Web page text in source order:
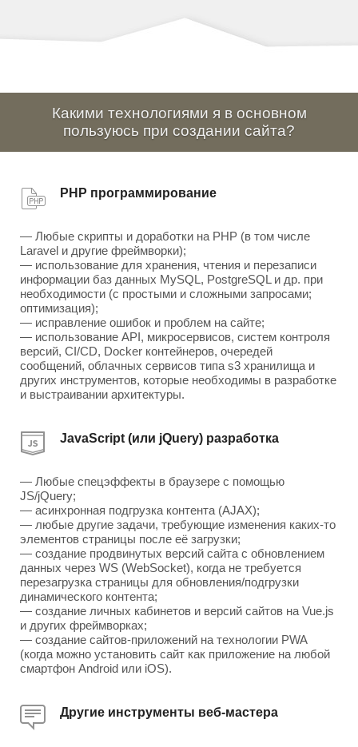
Какими технологиями я в основном
пользуюсь при создании сайта?
PHP программирование
— Любые скрипты и доработки на PHP (в том числе
Laravel и другие фреймворки);
— использование для хранения, чтения и перезаписи
информации баз данных MySQL, PostgreSQL и др. при
необходимости (с простыми и сложными запросами;
оптимизация);
— исправление ошибок и проблем на сайте;
— использование API, микросервисов, систем контроля
версий, CI/CD, Docker контейнеров, очередей
сообщений, облачных сервисов типа s3 хранилища и
других инструментов, которые необходимы в разработке
и выстраивании архитектуры.
JavaScript (или jQuery) разработка
— Любые спецэффекты в браузере с помощью
JS/jQuery;
— асинхронная подгрузка контента (AJAX);
— любые другие задачи, требующие изменения каких-то
элементов страницы после её загрузки;
— создание продвинутых версий сайта с обновлением
данных через WS (WebSocket), когда не требуется
перезагрузка страницы для обновления/подгрузки
динамического контента;
— создание личных кабинетов и версий сайтов на Vue.js
и других фреймворках;
— создание сайтов-приложений на технологии PWA
(когда можно установить сайт как приложение на любой
смартфон Android или iOS).
Другие инструменты веб-мастера